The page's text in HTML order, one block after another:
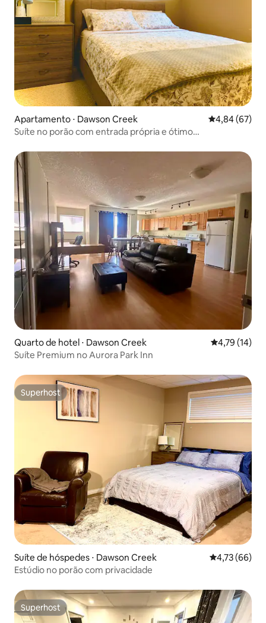
Apartamento ⋅ Dawson Creek 4,84 de uma
4,84 (67)
Suíte no porão com entrada própria e ótimo
Quarto de hotel ⋅ Dawson Creek 4,79 de uma
4,79 (14)
Suíte Premium no Aurora Park Inn
Superhost
Superhost
Suíte de hóspedes ⋅ Dawson Creek 4,73 de uma
4,73 (66)
Estúdio no porão com privacidade
Superhost
Superhost